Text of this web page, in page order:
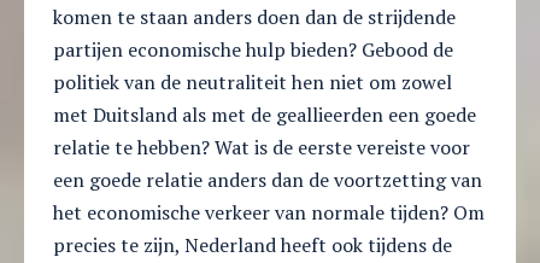
komen te staan anders doen dan de strijdende
partijen economische hulp bieden? Gebood de
politiek van de neutraliteit hen niet om zowel
met Duitsland als met de geallieerden een goede
relatie te hebben? Wat is de eerste vereiste voor
een goede relatie anders dan de voortzetting van
het economische verkeer van normale tijden? Om
precies te zijn, Nederland heeft ook tijdens de